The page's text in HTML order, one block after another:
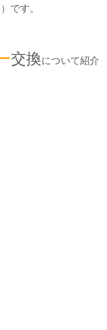
です。
交換について紹介